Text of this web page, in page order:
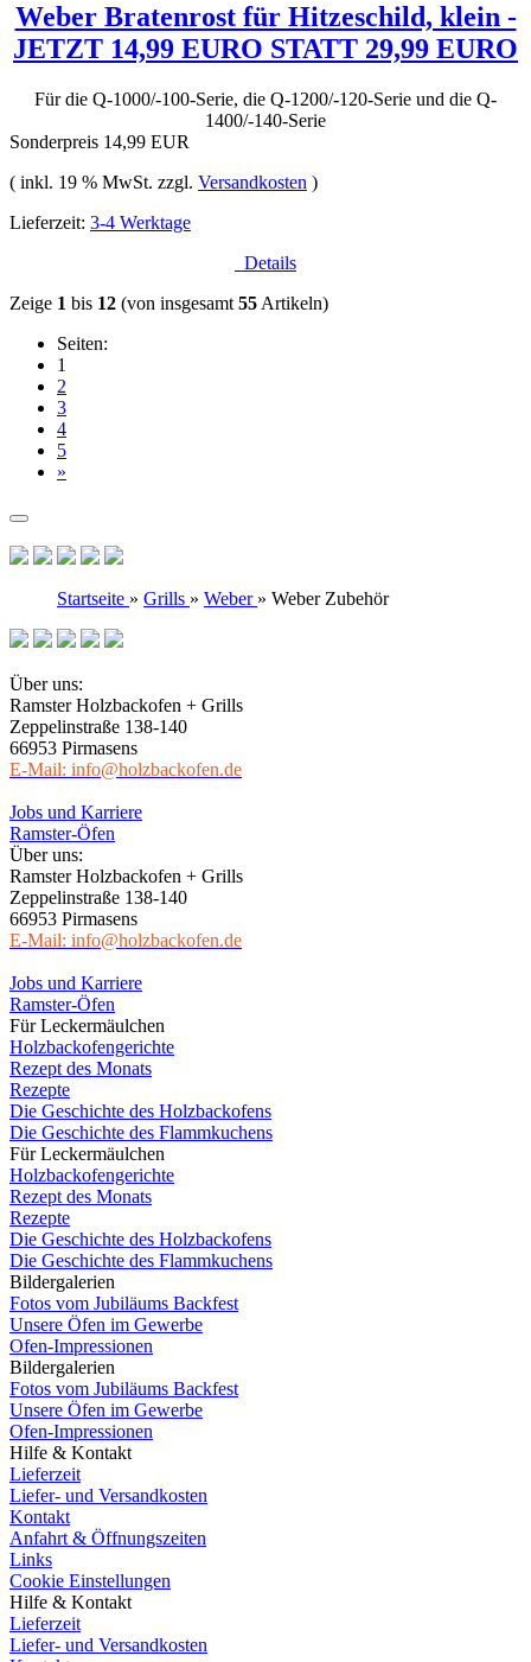
Weber Bratenrost für Hitzeschild, klein -
JETZT 14,99 EURO STATT 29,99 EURO
Für die Q-1000/-100-Serie, die Q-1200/-120-Serie und die Q-
1400/-140-Serie
Sonderpreis 14,99 EUR
( inkl. 19 % MwSt. zzgl. Versandkosten )
Lieferzeit: 3-4 Werktage
Details
Zeige 1 bis 12 (von insgesamt 55 Artikeln)
Seiten:
1
2
3
4
5
»
Startseite » Grills » Weber » Weber Zubehör
Über uns:
Ramster Holzbackofen + Grills
Zeppelinstraße 138-140
66953 Pirmasens
E-Mail: info@holzbackofen.de
Jobs und Karriere
Ramster-Öfen
Über uns:
Ramster Holzbackofen + Grills
Zeppelinstraße 138-140
66953 Pirmasens
E-Mail: info@holzbackofen.de
Jobs und Karriere
Ramster-Öfen
Für Leckermäulchen
Holzbackofengerichte
Rezept des Monats
Rezepte
Die Geschichte des Holzbackofens
Die Geschichte des Flammkuchens
Für Leckermäulchen
Holzbackofengerichte
Rezept des Monats
Rezepte
Die Geschichte des Holzbackofens
Die Geschichte des Flammkuchens
Bildergalerien
Fotos vom Jubiläums Backfest
Unsere Öfen im Gewerbe
Ofen-Impressionen
Bildergalerien
Fotos vom Jubiläums Backfest
Unsere Öfen im Gewerbe
Ofen-Impressionen
Hilfe & Kontakt
Lieferzeit
Liefer- und Versandkosten
Kontakt
Anfahrt & Öffnungszeiten
Links
Cookie Einstellungen
Hilfe & Kontakt
Lieferzeit
Liefer- und Versandkosten